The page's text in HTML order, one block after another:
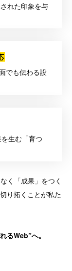
れた印象を与
でも伝わる設
生む「育つ
く「成果」をつく
り拓くことが私た
るWeb”へ。